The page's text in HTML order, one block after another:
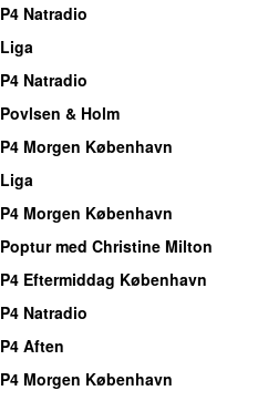
P4 Natradio
Liga
P4 Natradio
Povlsen & Holm
P4 Morgen København
Liga
P4 Morgen København
Poptur med Christine Milton
P4 Eftermiddag København
P4 Natradio
P4 Aften
P4 Morgen København